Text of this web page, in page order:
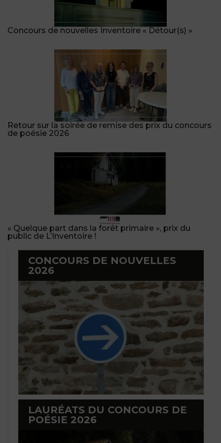
Concours de nouvelles Inventoire « Détour(s) »
Retour sur la soirée de remise des prix du concours
de poésie 2026
« Quelque part dans la forêt primaire », prix du
public de L’Inventoire !
CONCOURS DE NOUVELLES
2026
LAURÉATS DU CONCOURS DE
POÉSIE 2026